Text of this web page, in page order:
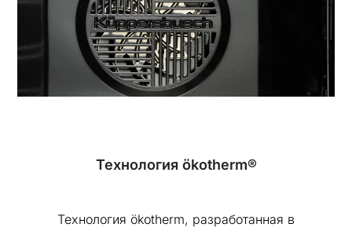
Технология ökotherm®
Технология ökotherm, разработанная в